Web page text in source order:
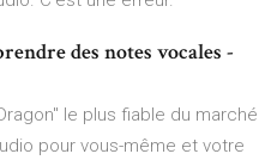
des notes vocales -
le plus fiable du marché
pour vous-même et votre